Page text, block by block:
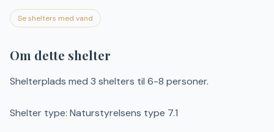
Se shelters med vand
Om dette shelter
Shelterplads med 3 shelters til 6-8 personer.
Shelter type: Naturstyrelsens type 7.1